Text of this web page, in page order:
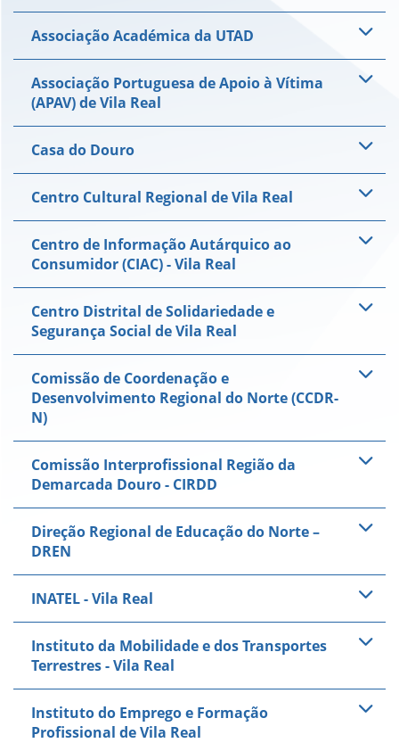
Associação Académica da UTAD
Associação Portuguesa de Apoio à Vítima
(APAV) de Vila Real
Casa do Douro
Centro Cultural Regional de Vila Real
Centro de Informação Autárquico ao
Consumidor (CIAC) - Vila Real
Centro Distrital de Solidariedade e
Segurança Social de Vila Real
Comissão de Coordenação e
Desenvolvimento Regional do Norte (CCDR-
N)
Comissão Interprofissional Região da
Demarcada Douro - CIRDD
Direção Regional de Educação do Norte –
DREN
INATEL - Vila Real
Instituto da Mobilidade e dos Transportes
Terrestres - Vila Real
Instituto do Emprego e Formação
Profissional de Vila Real